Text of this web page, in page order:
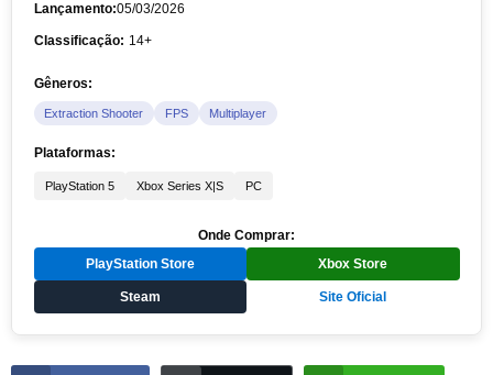
Lançamento:05/03/2026
Classificação: 14+
Gêneros:
Extraction Shooter FPS Multiplayer
Plataformas:
PlayStation 5 Xbox Series X|S PC
Onde Comprar:
PlayStation Store Xbox Store
Steam Site Oficial